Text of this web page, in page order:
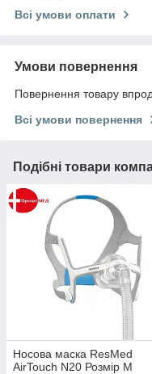
Всі умови оплати
Умови повернення
Повернення товару
Всі умови повернення
Подібні товари
Носова маска ResMed
AirTouch N20 Розмір M